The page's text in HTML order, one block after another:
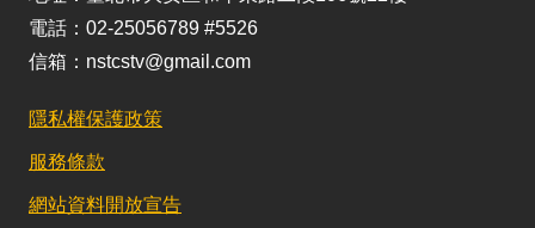
電話：02-25056789 #5526
信箱：nstcstv@gmail.com
隱私權保護政策
服務條款
網站資料開放宣告